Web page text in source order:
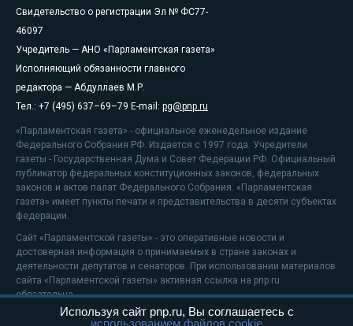
Свидетельство о регистрации Эл № ФС77-
46097
Учредитель — АНО «Парламентская газета»
Исполняющий обязанности главного
редактора — Абдуллаев М.Р.
Тел.: +7 (495) 637–69–79 E-mail: pg@pnp.ru
«Парламентская газета» - официальное еженедельное издание
Федерального Собрания РФ. Издается с 1997 года. Учредители
газеты - Государственная Дума и Совет Федерации РФ. Официальный
публикатор федеральных конституционных законов, федеральных
законов и актов палат Федерального Собрания. «Парламентская
газета» имеет пункты печати и представительства в десяти субъектах
федерации.
Сайт «Парламентской газеты» - это оперативные новости и
достоверная информация о принимаемых в стране законах и
деятельности депутатов и сенаторов. При использовании материалов
сайта «Парламентской газеты» активная ссылка на pnp.ru
обязательна.
На информационном ресурсе применяютсярекомендательные
Используя сайт pnp.ru, Вы соглашаетесь с
использованием файлов cookie